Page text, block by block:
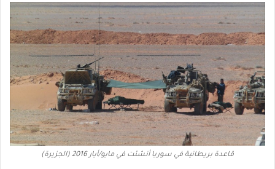
قاعدة بريطانية في سوريا أنشئت في مايو/أيار 2016 (الجزيرة)